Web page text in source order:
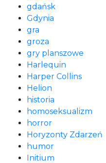
gdańsk
Gdynia
gra
groza
gry planszowe
Harlequin
Harper Collins
Helion
historia
homoseksualizm
horror
Horyzonty Zdarzeń
humor
Initium